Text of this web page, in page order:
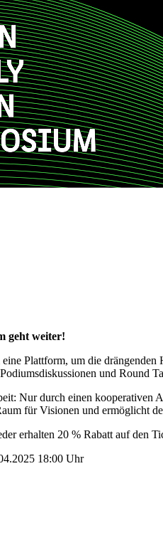
geht weiter!
Plattform, um die
und Round
Nur durch einen
für Visionen und ermöglicht
erhalten 20 % Rabatt auf den
18:00 Uhr